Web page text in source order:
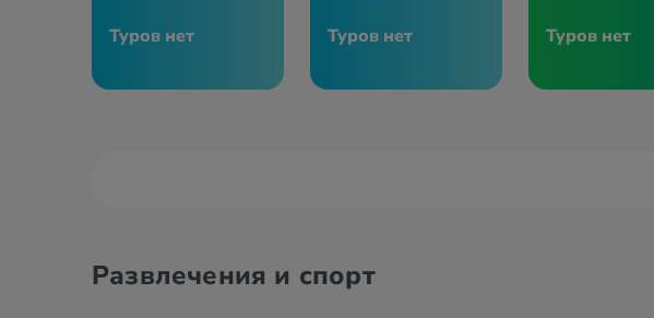
Туров нет Туров нет Туров нет
Развлечения и спорт